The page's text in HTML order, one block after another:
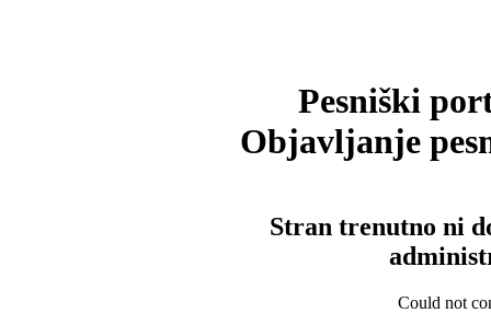
Pesniški
Objavljanje
Stran trenutno ni
Could not